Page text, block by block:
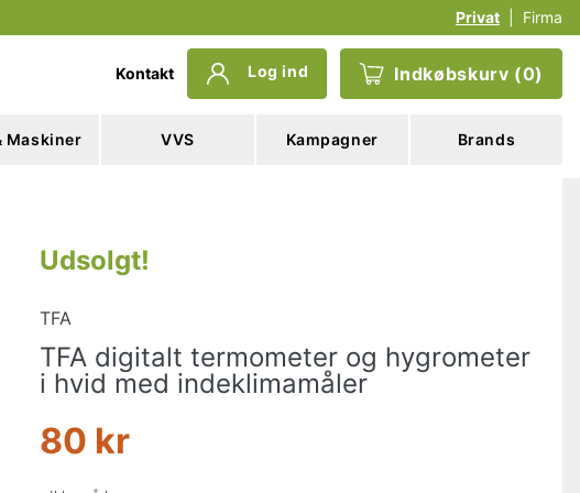
Privat Firma
Kontakt Log ind Indkøbskurv (0)
Maskiner VVS Kampagner Brands
Udsolgt!
TFA
TFA digitalt termometer og hygrometer
i hvid med indeklimamåler
80 kr